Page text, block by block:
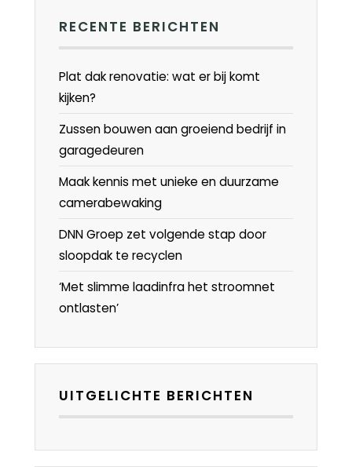
RECENTE BERICHTEN
Plat dak renovatie: wat er bij komt
kijken?
Zussen bouwen aan groeiend bedrijf in
garagedeuren
Maak kennis met unieke en duurzame
camerabewaking
DNN Groep zet volgende stap door
sloopdak te recyclen
‘Met slimme laadinfra het stroomnet
ontlasten’
UITGELICHTE BERICHTEN